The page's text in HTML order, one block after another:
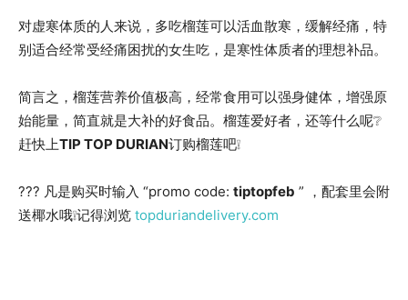
对虚寒体质的人来说，多吃榴莲可以活血散寒，缓解经痛，特
别适合经常受经痛困扰的女生吃，是寒性体质者的理想补品。
简言之，榴莲营养价值极高，经常食用可以强身健体，增强原
始能量，简直就是大补的好食品。榴莲爱好者，还等什么呢❔
赶快上TIP TOP DURIAN订购榴莲吧❕
??? 凡是购买时输入 “promo code: tiptopfeb ” ，配套里会附
送椰水哦❕记得浏览 topduriandelivery.com